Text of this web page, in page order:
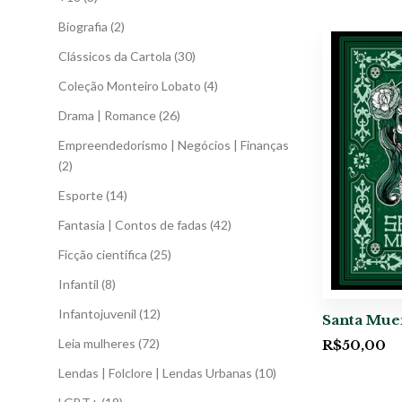
Biografia (2)
Clássicos da Cartola (30)
Coleção Monteiro Lobato (4)
Drama | Romance(26)
Empreendedorismo | Negócios | Finanças
(2)
Esporte(14)
Fantasia | Contos de fadas (42)
Ficção científica (25)
Infantil (8)
Infantojuvenil (12)
Leia mulheres (72)
Lendas | Folclore | Lendas Urbanas (10)
Santa
R$50,00